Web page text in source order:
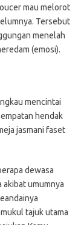
mau melorot
Tersebut
menelah
(emosi).
mencintai
hendak
jasmani faset
dewasa
umumnya
tajuk utama